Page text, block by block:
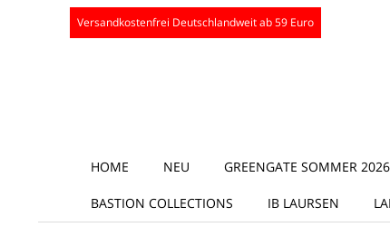
Versandkostenfrei Deutschlandweit ab 59 Euro
Secondary
Menu
HOME NEU GREENGATE SOMMER 2026
BASTION COLLECTIONS IB LAURSEN